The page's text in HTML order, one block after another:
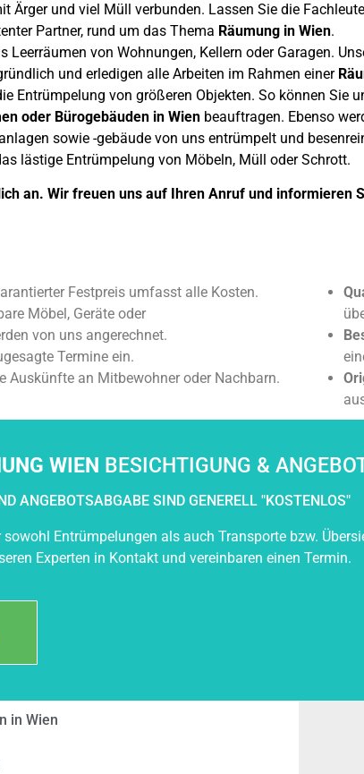
Ärger und viel Müll verbunden. Lassen Sie die
Partner, rund um das Thema Räumung in Wien.
von Wohnungen, Kellern oder Garagen.
und erledigen alle Arbeiten im Rahmen einer
Entrümpelung von größeren Objekten. So können Sie
oder Bürogebäuden in Wien beauftragen. Ebenso
sowie -gebäude von uns entrümpelt und
lästige Entrümpelung von Möbeln, Müll oder Schrott.
an. Wir freuen uns auf Ihren Anruf und informieren
Festpreis umfasst alle Kosten.
Möbel, Geräte oder
von uns angerechnet.
Termine ein.
Auskünfte an Mitbewohner oder Nachbarn.
WIEN BESICHTIGUNG &
ANGEBOTSABGABE SIND GENERELL "KOSTENLOS"
Entrümpelungen als auch Transporte bzw.
Experten in Kontakt und vereinbaren einen Termin.
in Wien